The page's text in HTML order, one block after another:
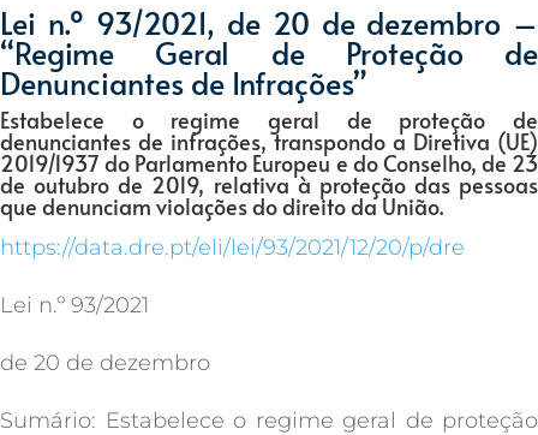
Lei n.º 93/2021, de 20 de dezembro –
“Regime Geral de Proteção de
Denunciantes de Infrações”
Estabelece o regime geral de proteção de
denunciantes de infrações, transpondo a Diretiva (UE)
2019/1937 do Parlamento Europeu e do Conselho, de 23
de outubro de 2019, relativa à proteção das pessoas
que denunciam violações do direito da União.
https://data.dre.pt/eli/lei/93/2021/12/20/p/dre
Lei n.º 93/2021
de 20 de dezembro
Sumário: Estabelece o regime geral de proteção